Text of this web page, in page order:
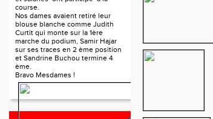
course.
Nos dames avaient retiré leur
blouse blanche comme Judith
Curtit qui monte sur la 1ère
marche du podium, Samir Hajar
sur ses traces en 2 ème position
et Sandrine Buchou termine 4
ème.
Bravo Mesdames !